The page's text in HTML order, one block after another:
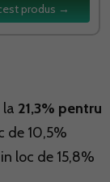
produs →
21,3% pentru
de 10,5%
loc de 15,8%